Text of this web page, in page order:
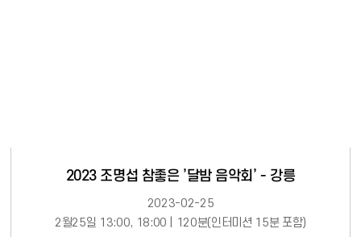
2023 조명섭 참좋은 ’달밤 음악회’ - 강릉
2023-02-25
2월25일 13:00, 18:00 | 120분(인터미션 15분 포함)